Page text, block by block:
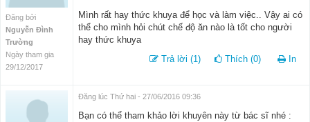
Đăng bởi
Nguyễn Đình
Trường
Ngày tham gia
29/12/2017
Mình rất hay thức khuya để học và làm việc.. Vậy ai có
thể cho mình hỏi chút chế độ ăn nào là tốt cho người
hay thức khuya
Trả lời (1)
Thích (0) In
Đăng lúc Thứ hai - 27/06/2016 09:36
Bạn có thể tham khảo lời khuyên này từ bác sĩ nhé :